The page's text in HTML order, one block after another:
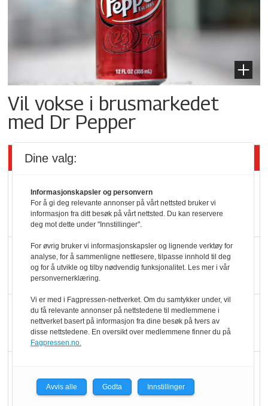
Vil vokse i brusmarkedet
med Dr Pepper
Siste artikler - KBS
Mat er viktigere enn
pris når elbilister
velger ladestopp
Ti bensinstasjoner
legger ned hver måned
Potetball, kylling og 98
oktan
endring: Stadig større
Dine valg:
Informasjonskapsler og personvern
For å gi deg relevante annonser på vårt nettsted bruker vi
informasjon fra ditt besøk på vårt nettsted. Du kan reservere
deg mot dette under "Innstillinger".
For øvrig bruker vi informasjonskapsler og lignende verktøy for
analyse, for å sammenligne nettlesere, tilpasse innhold til deg
og for å utvikle og tilby nødvendig funksjonalitet. Les mer i vår
personvernerklæring.
Vi er med i Fagpressen-nettverket. Om du samtykker under, vil
du få relevante annonser på nettstedene til medlemmene i
nettverket basert på informasjon fra dine besøk på tvers av
disse nettstedene. En oversikt over medlemmene finner du på
Fagpressen.no.
Avvis alle Godta Innstillinger